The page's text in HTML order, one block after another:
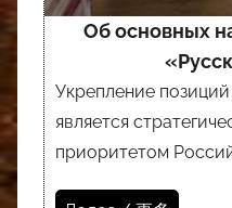
Об основных
Укрепление
является
приоритетом